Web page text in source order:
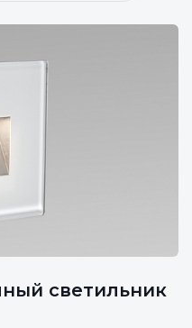
светильник